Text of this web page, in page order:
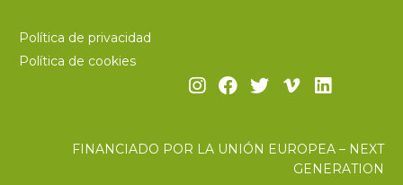
Política de privacidad
Política de cookies
FINANCIADO POR LA UNIÓN EUROPEA – NEXT
GENERATION